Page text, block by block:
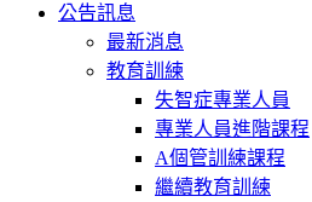
公告訊息
最新消息
教育訓練
失智症專業人員
專業人員進階課程
A個管訓練課程
繼續教育訓練